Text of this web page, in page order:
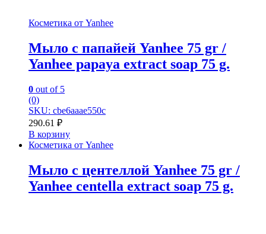
Косметика от Yanhee
Мыло с папайей Yanhee 75 gr /
Yanhee papaya extract soap 75 g.
0 out of 5
(0)
SKU: cbe6aaae550c
290.61 ₽
В корзину
Косметика от Yanhee
Мыло с центеллой Yanhee 75 gr /
Yanhee centella extract soap 75 g.